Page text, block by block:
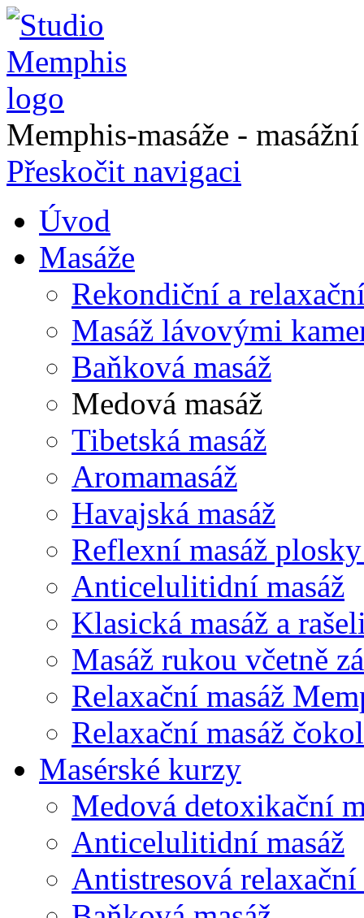
Memphis-masáže -
Přeskočit navigaci
Úvod
Masáže
Rekondiční a
Masáž lávovými
Baňková masáž
Medová masáž
Tibetská masáž
Aromamasáž
Havajská masáž
Reflexní masáž
Anticelulitidní masáž
Klasická masáž a
Masáž rukou včetně
Relaxační masáž
Relaxační masáž
Masérské kurzy
Medová detoxikační
Anticelulitidní masáž
Antistresová